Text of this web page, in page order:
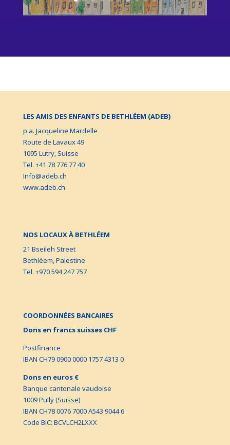
LES AMIS DES ENFANTS DE BETHLÉEM (ADEB)
p.a. Jacqueline Mardelle
Route de Lavaux 49
1095 Lutry, Suisse
Tel. +41 78 776 77 40
Info@adeb.ch
www.adeb.ch
NOS LOCAUX À BETHLÉEM
21 Bseileh Street
Bethléem, Palestine
Tel. +970 594 247 757
COORDONNÉES BANCAIRES
Dons en francs suisses CHF
Postfinance
IBAN CH79 0900 0000 1757 4313 0
Dons en euros €
Banque cantonale vaudoise
1009 Pully (Suisse)
IBAN CH78 0076 7000 A543 9044 6
Code BIC: BCVLCH2LXXX